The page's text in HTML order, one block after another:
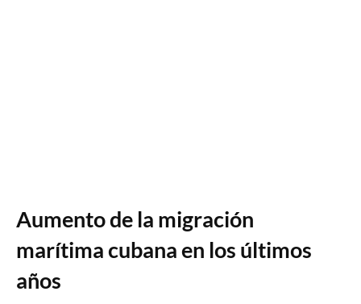
Aumento de la migración
marítima cubana en los últimos
años